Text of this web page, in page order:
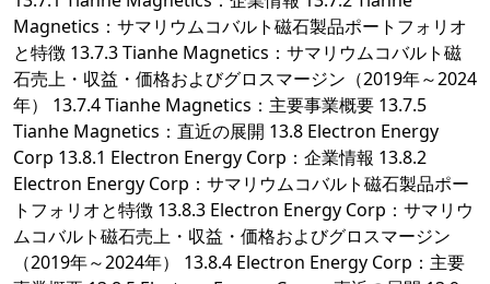
Magnetics：サマリウムコバルト磁石製品ポートフォリオ
と特徴 13.7.3 Tianhe Magnetics：サマリウムコバルト磁
石売上・収益・価格およびグロスマージン（2019年～2024
年） 13.7.4 Tianhe Magnetics：主要事業概要 13.7.5
Tianhe Magnetics：直近の展開 13.8 Electron Energy
Corp 13.8.1 Electron Energy Corp：企業情報 13.8.2
Electron Energy Corp：サマリウムコバルト磁石製品ポー
トフォリオと特徴 13.8.3 Electron Energy Corp：サマリウ
ムコバルト磁石売上・収益・価格およびグロスマージン
（2019年～2024年） 13.8.4 Electron Energy Corp：主要